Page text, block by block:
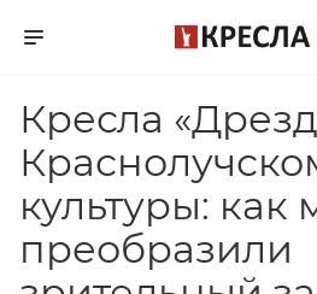
Кресла
культуры: как
преобразили